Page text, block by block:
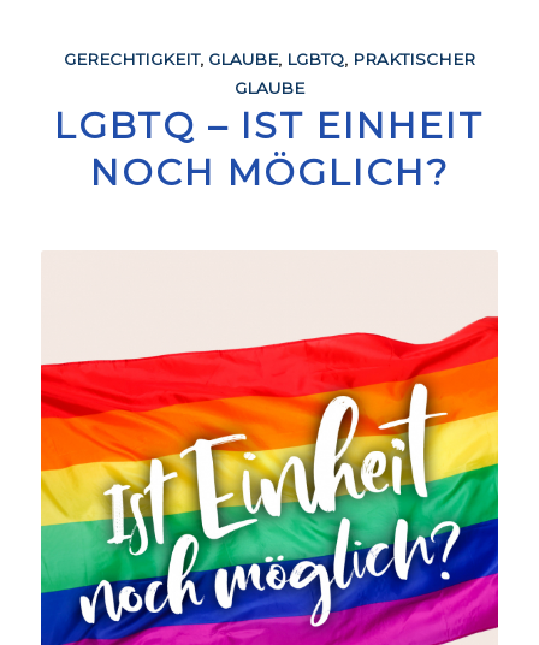
GERECHTIGKEIT, GLAUBE, LGBTQ, PRAKTISCHER
GLAUBE
LGBTQ – IST EINHEIT
NOCH MÖGLICH?